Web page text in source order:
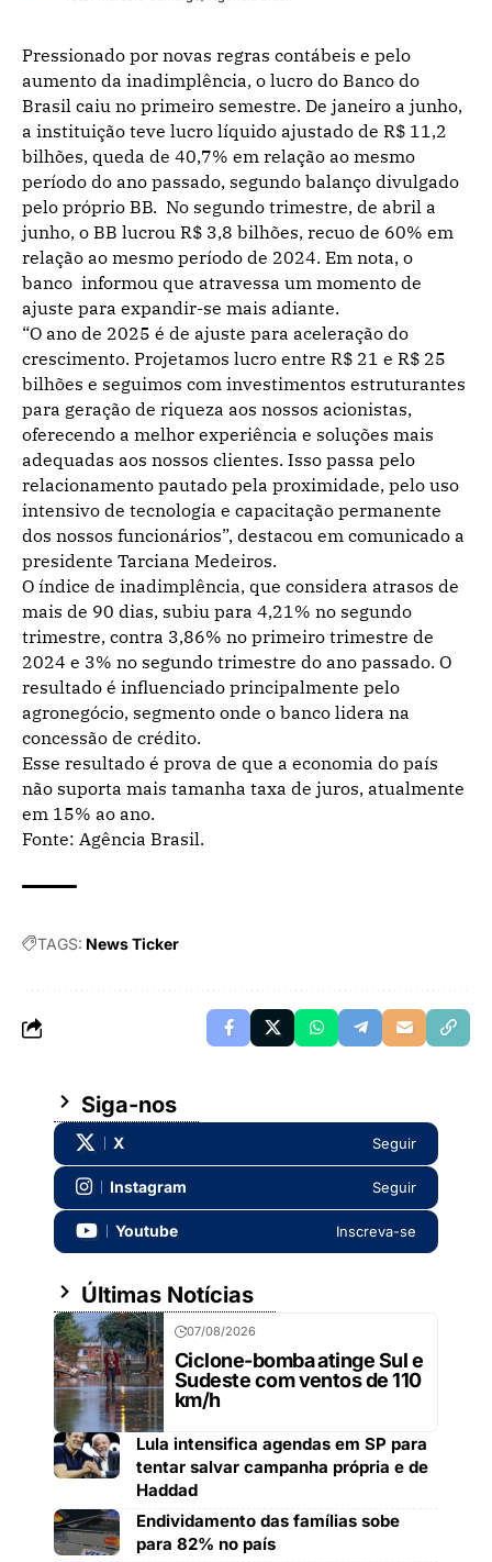
Pressionado por novas regras contábeis e pelo
aumento da inadimplência, o lucro do Banco do
Brasil caiu no primeiro semestre. De janeiro a junho,
a instituição teve lucro líquido ajustado de R$ 11,2
bilhões, queda de 40,7% em relação ao mesmo
período do ano passado, segundo balanço divulgado
pelo próprio BB. No segundo trimestre, de abril a
junho, o BB lucrou R$ 3,8 bilhões, recuo de 60% em
relação ao mesmo período de 2024. Em nota, o
banco informou que atravessa um momento de
ajuste para expandir-se mais adiante.
“O ano de 2025 é de ajuste para aceleração do
crescimento. Projetamos lucro entre R$ 21 e R$ 25
bilhões e seguimos com investimentos estruturantes
para geração de riqueza aos nossos acionistas,
oferecendo a melhor experiência e soluções mais
adequadas aos nossos clientes. Isso passa pelo
relacionamento pautado pela proximidade, pelo uso
intensivo de tecnologia e capacitação permanente
dos nossos funcionários”, destacou em comunicado a
presidente Tarciana Medeiros.
O índice de inadimplência, que considera atrasos de
mais de 90 dias, subiu para 4,21% no segundo
trimestre, contra 3,86% no primeiro trimestre de
2024 e 3% no segundo trimestre do ano passado. O
resultado é influenciado principalmente pelo
agronegócio, segmento onde o banco lidera na
concessão de crédito.
Esse resultado é prova de que a economia do país
não suporta mais tamanha taxa de juros, atualmente
em 15% ao ano.
Fonte: Agência Brasil.
TAGS: News Ticker
Siga-nos
X Seguir
Instagram Seguir
Youtube Inscreva-se
Últimas Notícias
07/08/2026
Ciclone-bomba atinge Sul e
Sudeste com ventos de 110
km/h
Lula intensifica agendas em SP para
tentar salvar campanha própria e de
Haddad
Endividamento das famílias sobe
para 82% no país